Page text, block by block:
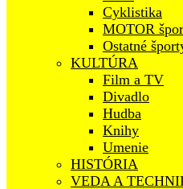
Cyklistika
MOTOR
Ostatné
KULTÚRA
Film a TV
Divadlo
Hudba
Knihy
Umenie
HISTÓRIA
VEDA A